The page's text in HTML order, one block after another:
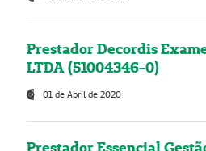
Prestador Decordis
LTDA (51004346-0)
01 de Abril de 2020
Prestador Essencial